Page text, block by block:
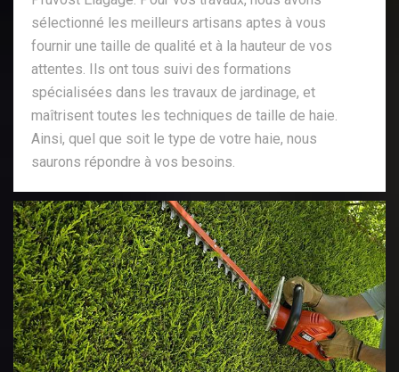
sélectionné les meilleurs artisans aptes à vous
fournir une taille de qualité et à la hauteur de vos
attentes. Ils ont tous suivi des formations
spécialisées dans les travaux de jardinage, et
maîtrisent toutes les techniques de taille de haie.
Ainsi, quel que soit le type de votre haie, nous
saurons répondre à vos besoins.